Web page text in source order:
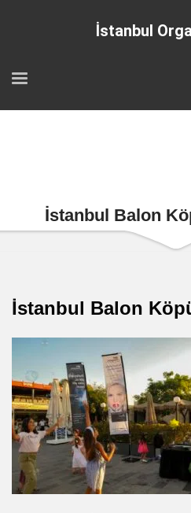
İstanbul
İstanbul Balon
İstanbul Balon